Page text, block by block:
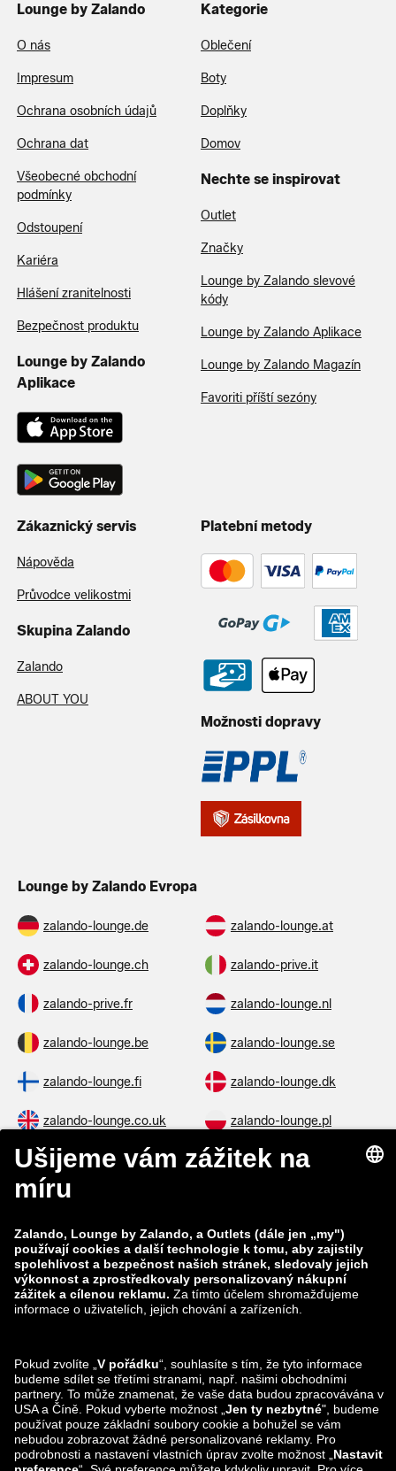
Lounge by Zalando
O nás
Impresum
Ochrana osobních údajů
Ochrana dat
Všeobecné obchodní
podmínky
Odstoupení
Kariéra
Hlášení zranitelnosti
Bezpečnost produktu
Lounge by Zalando
Aplikace
Kategorie
Oblečení
Boty
Doplňky
Domov
Nechte se inspirovat
Outlet
Značky
Lounge by Zalando slevové
kódy
Lounge by Zalando Aplikace
Lounge by Zalando Magazín
Favoriti příští sezóny
Zákaznický servis
Nápověda
Průvodce velikostmi
Skupina Zalando
Zalando
ABOUT YOU
Platební metody
Možnosti dopravy
Lounge by Zalando Evropa
zalando-lounge.de zalando-lounge.at
zalando-lounge.ch zalando-prive.it
zalando-prive.fr zalando-lounge.nl
zalando-lounge.be zalando-lounge.se
zalando-lounge.fi zalando-lounge.dk
zalando-lounge.co.uk zalando-lounge.pl
zalando-prive.es zalando-lounge.cz
zalando-lounge.lt
zalando-lounge.ro zalando-lounge.hr
zalando-lounge.si zalando-lounge.hu
zalando-lounge.lu zalando-lounge.ee
Sledujte nás také
na